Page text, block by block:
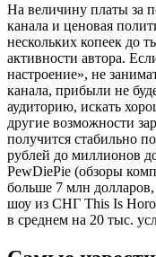
На величину платы за
канала и ценовая
нескольких копеек до
активности автора.
настроение», не
канала, прибыли не
аудиторию, искать
другие возможности
получится стабильно
рублей до миллионов
PewDiePie (обзоры
больше 7 млн
шоу из СНГ This Is
в среднем на 20 тыс.